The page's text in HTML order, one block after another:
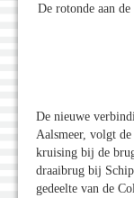
De rotonde aan
De nieuwe
Aalsmeer, volgt
kruising bij de
draaibrug bij
gedeelte van de